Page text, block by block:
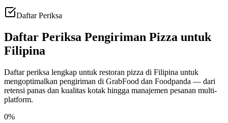
Daftar Periksa
Daftar Periksa Pengiriman Pizza untuk
Filipina
Daftar periksa lengkap untuk restoran pizza di Filipina untuk
mengoptimalkan pengiriman di GrabFood dan Foodpanda — dari
retensi panas dan kualitas kotak hingga manajemen pesanan multi-
platform.
0%